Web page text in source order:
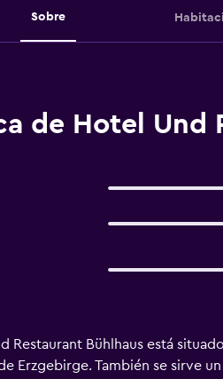
Sobre
de Hotel Und
Restaurant Bühlhaus está
Erzgebirge. También se sirve